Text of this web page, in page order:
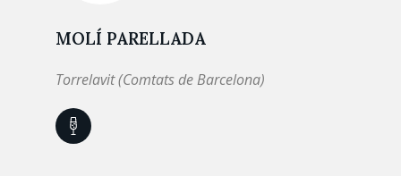
MOLÍ PARELLADA
Torrelavit (Comtats de Barcelona)